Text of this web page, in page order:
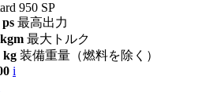
950 SP
ps 最高出力
最大トルク
kg 装備重量（燃料を除く）
i